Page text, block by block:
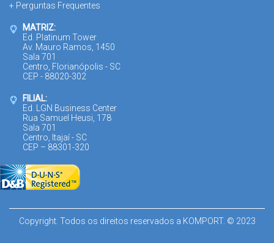
+ Perguntas Frequentes
MATRIZ:
Ed. Platinum Tower
Av. Mauro Ramos, 1450
Sala 701
Centro, Florianópolis - SC
CEP - 88020-302
FILIAL:
Ed. LGN Business Center
Rua Samuel Heusi, 178
Sala 701
Centro, Itajaí - SC
CEP – 88301-320
Copyright. Todos os direitos reservados a KOMPORT. © 2023